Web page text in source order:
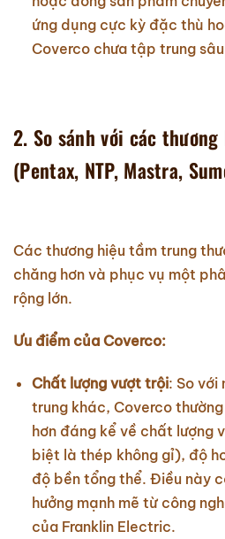
ứng dụng cực kỳ đặc thù
Coverco chưa tập trung
2. So sánh với các
(Pentax, NTP, Mastra,
Các thương hiệu tầm trung
chăng hơn và phục vụ một
rộng lớn.
Ưu điểm của Coverco:
Chất lượng vượt trội: So với
trung khác, Coverco
hơn đáng kể về chất lượng
biệt là thép không gỉ), độ
độ bền tổng thể. Điều này
hưởng mạnh mẽ từ công
của Franklin Electric.